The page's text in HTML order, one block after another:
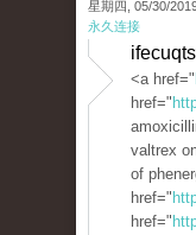
星期四, 05/30/
永久连接
<a href="
href="
valtrex
of
href="
href="